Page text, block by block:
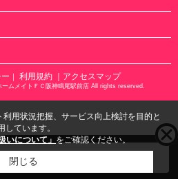
利用規約 ｜アクセスマップ
ムメイトＦＣ阪神鳴尾駅前店 All rights reserved.
の方にお勧めな物件
用状況把握、サービス向上検討を目的と
ています。
いについて」 をご確認ください。
閉じる